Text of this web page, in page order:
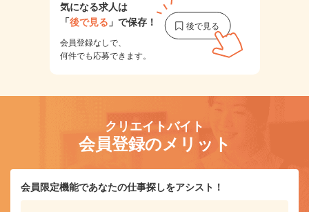
気になる求人は
「後で見る 」で保存！
会員登録なしで、
何件でも応募できます。
クリエイトバイト
会員登録のメリット
会員限定機能であなたの仕事探しをアシスト！